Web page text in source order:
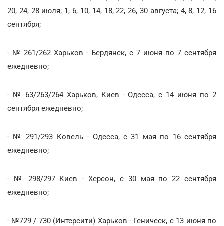
20, 24, 28 июля; 1, 6, 10, 14, 18, 22, 26, 30 августа; 4, 8, 12, 16
сентября;
- № 261/262 Харьков - Бердянск, с 7 июня по 7 сентября
ежедневно;
- № 63/263/264 Харьков, Киев - Одесса, с 14 июня по 2
сентября ежедневно;
- № 291/293 Ковель - Одесса, с 31 мая по 16 сентября
ежедневно;
- № 298/297 Киев - Херсон, с 30 мая по 22 сентября
ежедневно;
- №729 / 730 (Интерсити) Харьков - Геническ, с 13 июня по